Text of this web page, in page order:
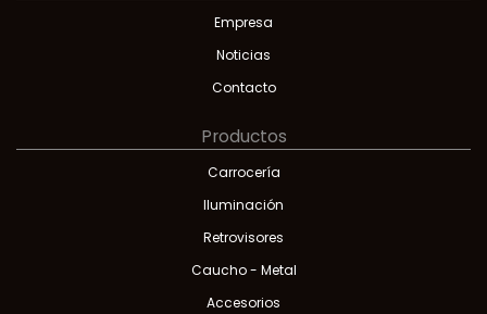
Empresa
Noticias
Contacto
Productos
Carrocería
Iluminación
Retrovisores
Caucho - Metal
Accesorios